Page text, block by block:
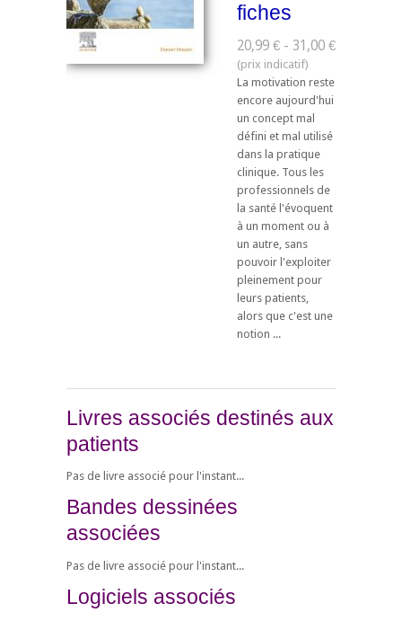
fiches
20,99 € - 31,00 €
La motivation reste
encore aujourd'hui
un concept mal
défini et mal utilisé
dans la pratique
clinique. Tous les
professionnels de
la santé l'évoquent
à un moment ou à
un autre, sans
pouvoir l'exploiter
pleinement pour
leurs patients,
alors que c'est une
notion ...
Livres associés destinés aux
patients
Pas de livre associé pour l'instant...
Bandes dessinées
associées
Pas de livre associé pour l'instant...
Logiciels associés